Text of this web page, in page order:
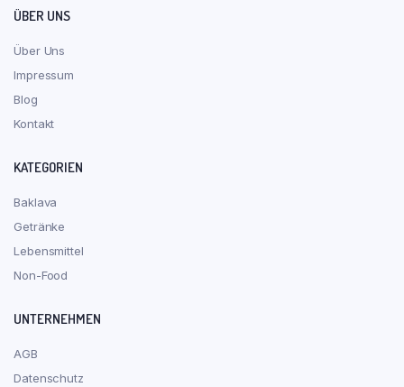
ÜBER UNS
Über Uns
Impressum
Blog
Kontakt
KATEGORIEN
Baklava
Getränke
Lebensmittel
Non-Food
UNTERNEHMEN
AGB
Datenschutz